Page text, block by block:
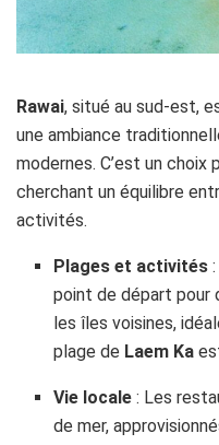
Rawai, situé au sud-est,
une ambiance
modernes. C’est un choix
cherchant un équilibre
activités.
Plages et activités
point de départ pour
les îles voisines,
plage de Laem Ka
Vie locale : Les
de mer,